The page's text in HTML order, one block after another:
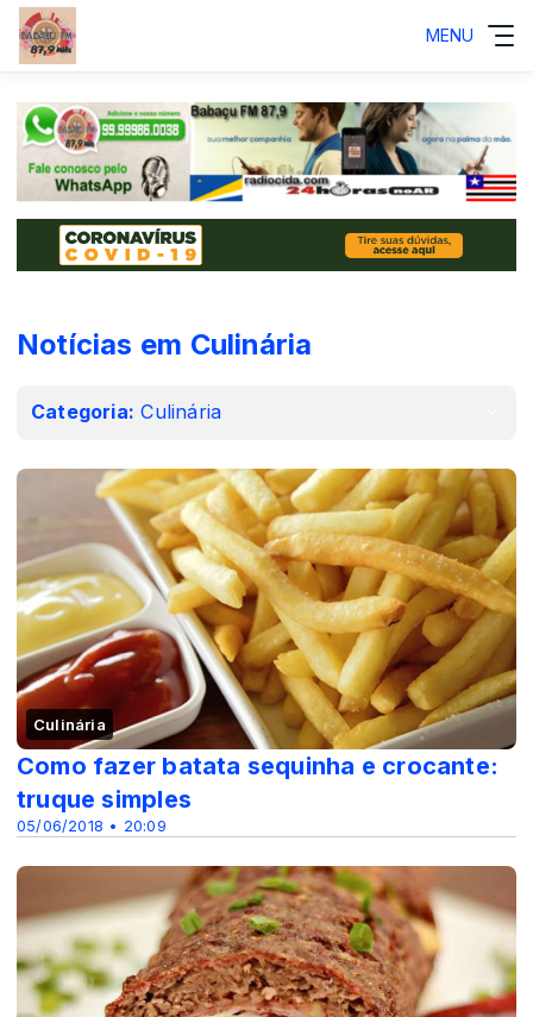
MENU
Notícias em Culinária
Categoria: Culinária
Culinária
05/06/2018 • 20:09
Como fazer batata sequinha e crocante:
truque simples